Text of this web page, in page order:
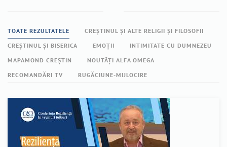
TOATE REZULTATELE
CREȘTINUL ȘI ALTE RELIGII ȘI FILOSOFII
CREȘTINUL ȘI BISERICA
EMOȚII
INTIMITATE CU DUMNEZEU
MAPAMOND CREȘTIN
NOUTĂȚI ALFA OMEGA
RECOMANDĂRI TV
RUGĂCIUNE-MIJLOCIRE